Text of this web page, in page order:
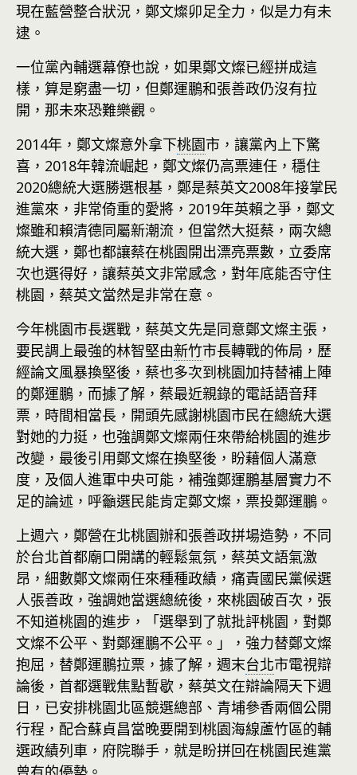
現在藍營整合狀況，鄭文燦卯足全力，似是力有未
逮。
一位黨內輔選幕僚也說，如果鄭文燦已經拼成這
樣，算是窮盡一切，但鄭運鵬和張善政仍沒有拉
開，那未來恐難樂觀。
2014年，鄭文燦意外拿下桃園市，讓黨內上下驚
喜，2018年韓流崛起，鄭文燦仍高票連任，穩住
2020總統大選勝選根基，鄭是蔡英文2008年接掌民
進黨來，非常倚重的愛將，2019年英賴之爭，鄭文
燦雖和賴清德同屬新潮流，但當然大挺蔡，兩次總
統大選，鄭也都讓蔡在桃園開出漂亮票數，立委席
次也選得好，讓蔡英文非常感念，對年底能否守住
桃園，蔡英文當然是非常在意。
今年桃園市長選戰，蔡英文先是同意鄭文燦主張，
要民調上最強的林智堅由新竹市長轉戰的佈局，歷
經論文風暴換堅後，蔡也多次到桃園加持替補上陣
的鄭運鵬，而據了解，蔡最近親錄的電話語音拜
票，時間相當長，開頭先感謝桃園市民在總統大選
對她的力挺，也強調鄭文燦兩任來帶給桃園的進步
改變，最後引用鄭文燦在換堅後，盼藉個人滿意
度，及個人進軍中央可能，補強鄭運鵬基層實力不
足的論述，呼籲選民能肯定鄭文燦，票投鄭運鵬。
上週六，鄭營在北桃園辦和張善政拼場造勢，不同
於台北首都廟口開講的輕鬆氣氛，蔡英文語氣激
昂，細數鄭文燦兩任來種種政績，痛責國民黨候選
人張善政，強調她當選總統後，來桃園破百次，張
不知道桃園的進步，「選舉到了就批評桃園，對鄭
文燦不公平、對鄭運鵬不公平。」，強力替鄭文燦
抱屈，替鄭運鵬拉票，據了解，週末台北市電視辯
論後，首都選戰焦點暫歇，蔡英文在辯論隔天下週
日，已安排桃園北區競選總部、青埔參香兩個公開
行程，配合蘇貞昌當晚要開到桃園海線蘆竹區的輔
選政績列車，府院聯手，就是盼拼回在桃園民進黨